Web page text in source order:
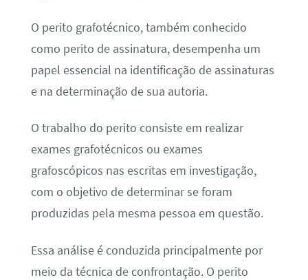
O perito grafotécnico, também conhecido
como perito de assinatura, desempenha um
papel essencial na identificação de assinaturas
e na determinação de sua autoria.
O trabalho do perito consiste em realizar
exames grafotécnicos ou exames
grafoscópicos nas escritas em investigação,
com o objetivo de determinar se foram
produzidas pela mesma pessoa em questão.
Essa análise é conduzida principalmente por
meio da técnica de confrontação. O perito